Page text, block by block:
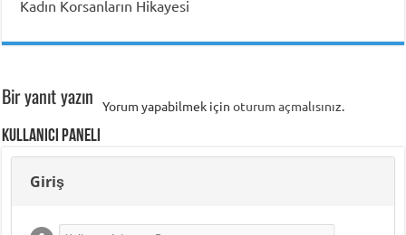
Kadın Korsanların Hikayesi
Bir yanıt yazın Yorum yapabilmek içinoturum açmalısınız
Kullanıcı Paneli
Giriş